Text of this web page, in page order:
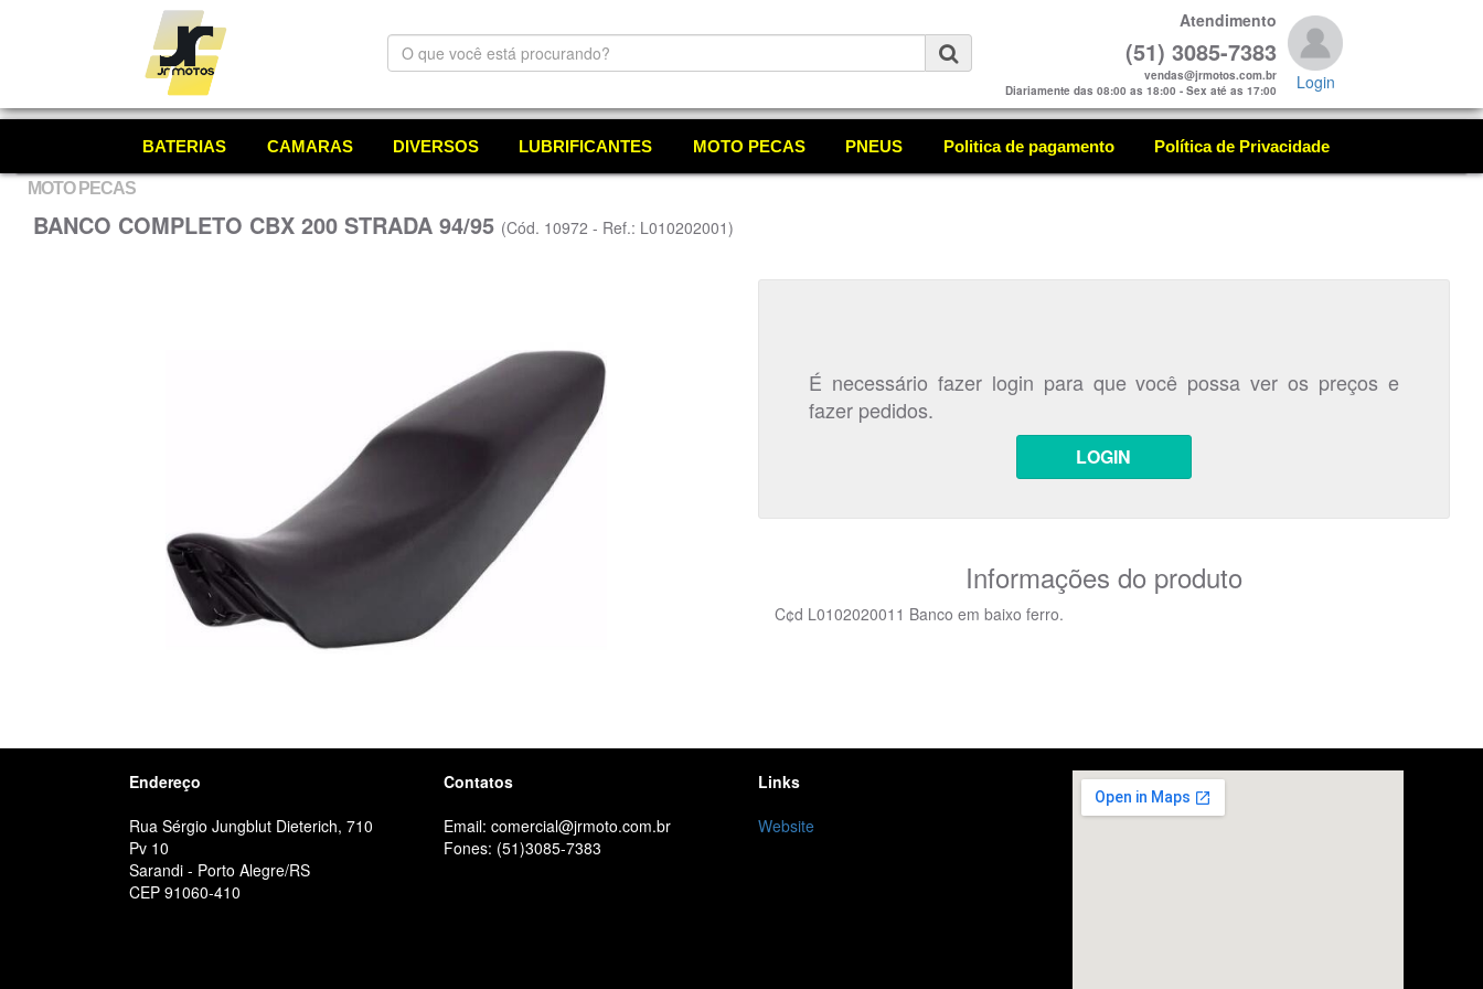
O
que
está
Atendimento
(51) 3085-7383
vendas@jrmotos.com.br
Diariamente das 08:00 as 18:00 - Sex até as 17:00
Login
BATERIAS CAMARAS DIVERSOS LUBRIFICANTES MOTO PECAS PNEUS Politica de pagamento Política de Privacidade
MOTO PECAS
BANCO COMPLETO CBX 200 STRADA 94/95 (Cód. 10972 - Ref.: L010202001)
É necessário fazer login para que você possa ver os preços e
fazer pedidos.
LOGIN
Informações do produto
C¢d L0102020011 Banco em baixo ferro.
Endereço
Rua Sérgio Jungblut Dieterich, 710
Pv 10
Sarandi - Porto Alegre/RS
CEP 91060-410
Contatos
Email: comercial@jrmoto.com.br
Fones: (51)3085-7383
Links
Website